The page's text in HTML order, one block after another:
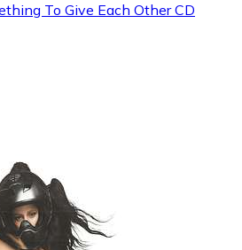
To Give Each Other CD